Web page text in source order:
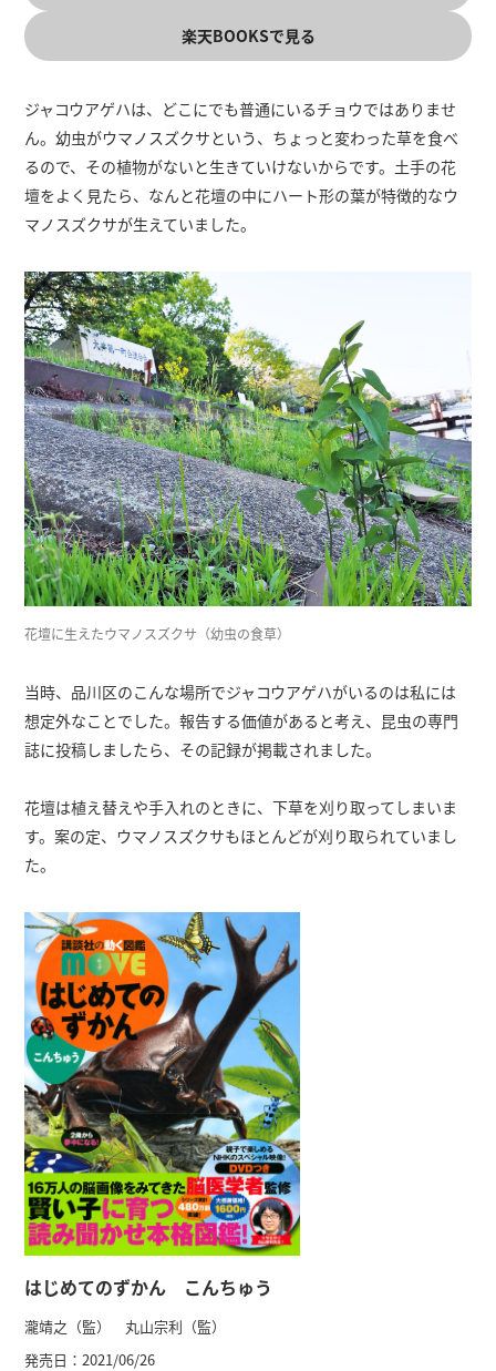
楽天BOOKSで見る
ジャコウアゲハは、どこにでも普通にいるチョウではありませ
ん。幼虫がウマノスズクサという、ちょっと変わった草を食べ
るので、その植物がないと生きていけないからです。土手の花
壇をよく見たら、なんと花壇の中にハート形の葉が特徴的なウ
マノスズクサが生えていました。
花壇に生えたウマノスズクサ（幼虫の食草）
当時、品川区のこんな場所でジャコウアゲハがいるのは私には
想定外なことでした。報告する価値があると考え、昆虫の専門
誌に投稿しましたら、その記録が掲載されました。
花壇は植え替えや手入れのときに、下草を刈り取ってしまいま
す。案の定、ウマノスズクサもほとんどが刈り取られていまし
た。
はじめてのずかん こんちゅう
瀧靖之（監） 丸山宗利（監）
発売日：2021/06/26